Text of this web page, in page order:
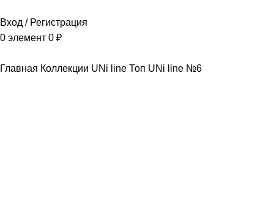
Вход / Регистрация
0 элемент 0 ₽
Главная Коллекции UNi line Топ UNi line №6